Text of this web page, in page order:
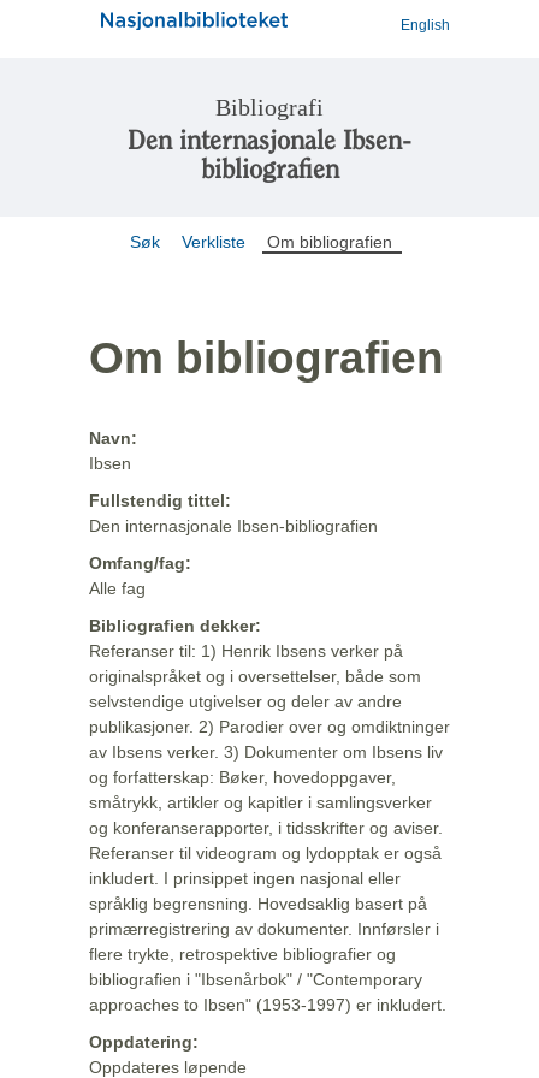
English
Bibliografi
Den internasjonale Ibsen-
bibliografien
Søk Verkliste Om bibliografien
Om bibliografien
Navn:
Ibsen
Fullstendig tittel:
Den internasjonale Ibsen-bibliografien
Omfang/fag:
Alle fag
Bibliografien dekker:
Referanser til: 1) Henrik Ibsens verker på
originalspråket og i oversettelser, både som
selvstendige utgivelser og deler av andre
publikasjoner. 2) Parodier over og omdiktninger
av Ibsens verker. 3) Dokumenter om Ibsens liv
og forfatterskap: Bøker, hovedoppgaver,
småtrykk, artikler og kapitler i samlingsverker
og konferanserapporter, i tidsskrifter og aviser.
Referanser til videogram og lydopptak er også
inkludert. I prinsippet ingen nasjonal eller
språklig begrensning. Hovedsaklig basert på
primærregistrering av dokumenter. Innførsler i
flere trykte, retrospektive bibliografier og
bibliografien i "Ibsenårbok" / "Contemporary
approaches to Ibsen" (1953-1997) er inkludert.
Oppdatering:
Oppdateres løpende